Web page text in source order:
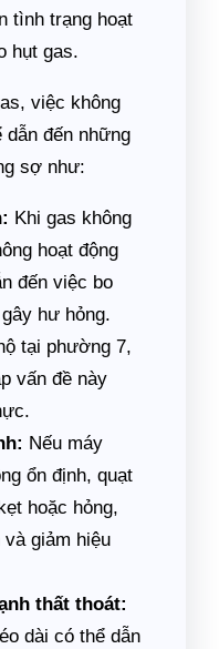
tình trạng hoạt
hụt gas.
việc không
đến những
sợ như:
Khi gas không
hoạt động
đến việc bo
hư hỏng.
tại phường 7,
vấn đề này
Nếu máy
ổn định, quạt
hoặc hỏng,
giảm hiệu
thất thoát:
dài có thể dẫn